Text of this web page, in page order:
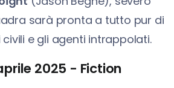
sarà pronta a tutto pur di
e gli agenti intrappolati.
2025 - Fiction